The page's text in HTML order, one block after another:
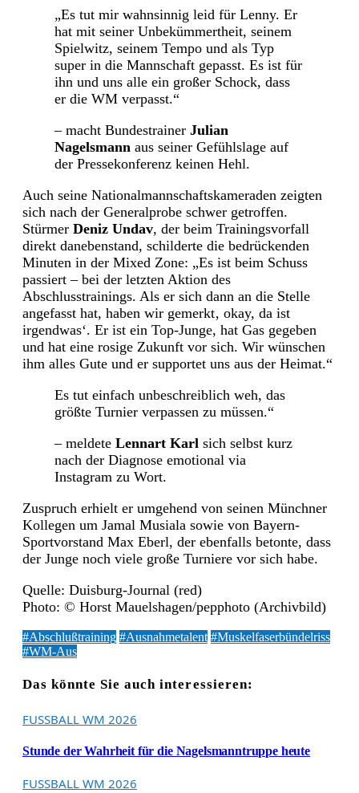
„Es tut mir wahnsinnig leid für Lenny. Er
hat mit seiner Unbekümmertheit, seinem
Spielwitz, seinem Tempo und als Typ
super in die Mannschaft gepasst. Es ist für
ihn und uns alle ein großer Schock, dass
er die WM verpasst.“
– macht Bundestrainer Julian
Nagelsmann aus seiner Gefühlslage auf
der Pressekonferenz keinen Hehl.
Auch seine Nationalmannschaftskameraden zeigten
sich nach der Generalprobe schwer getroffen.
Stürmer Deniz Undav, der beim Trainingsvorfall
direkt danebenstand, schilderte die bedrückenden
Minuten in der Mixed Zone: „Es ist beim Schuss
passiert – bei der letzten Aktion des
Abschlusstrainings. Als er sich dann an die Stelle
angefasst hat, haben wir gemerkt‚ okay, da ist
irgendwas‘. Er ist ein Top-Junge, hat Gas gegeben
und hat eine rosige Zukunft vor sich. Wir wünschen
ihm alles Gute und er supportet uns aus der Heimat.“
Es tut einfach unbeschreiblich weh, das
größte Turnier verpassen zu müssen.“
– meldete Lennart Karl sich selbst kurz
nach der Diagnose emotional via
Instagram zu Wort.
Zuspruch erhielt er umgehend von seinen Münchner
Kollegen um Jamal Musiala sowie von Bayern-
Sportvorstand Max Eberl, der ebenfalls betonte, dass
der Junge noch viele große Turniere vor sich habe.
Quelle: Duisburg-Journal (red)
Photo: © Horst Mauelshagen/pepphoto (Archivbild)
#Abschlußtraining #Ausnahmetalent #Muskelfaserbündelriss
#WM-Aus
Das könnte Sie auch interessieren:
FUSSBALL WM 2026
Stunde der Wahrheit für die Nagelsmanntruppe heute
FUSSBALL WM 2026